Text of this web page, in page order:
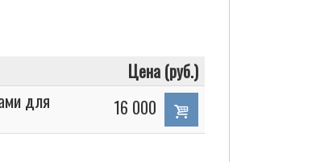
Цена (руб.)
для 16 000